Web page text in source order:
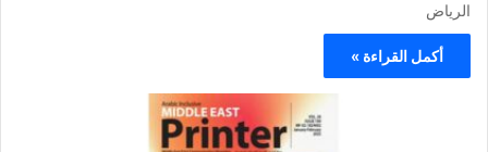
الرياض
أكمل القراءة »